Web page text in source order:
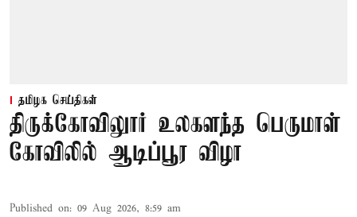
தமிழக செய்திகள்
திருக்கோவிலுார் உலகளந்த பெருமாள்
கோவிலில் ஆடிப்பூர விழா
Published on: 09 Aug 2026, 8:59 am